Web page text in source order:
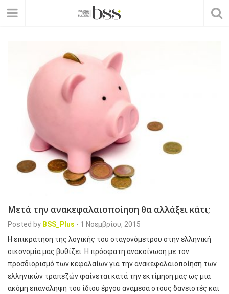
Μετά την ανακεφαλαιοποίηση θα αλλάξει κάτι;
Posted by BSS_Plus - 1 Νοεμβρίου, 2015
Η επικράτηση της λογικής του σταγονόμετρου στην ελληνική
οικονομία μας βυθίζει. Η πρόσφατη ανακοίνωση με τον
προσδιορισμό των κεφαλαίων για την ανακεφαλαιοποίηση των
ελληνικών τραπεζών φαίνεται κατά την εκτίμηση μας ως μια
ακόμη επανάληψη του ίδιου έργου ανάμεσα στους δανειστές και